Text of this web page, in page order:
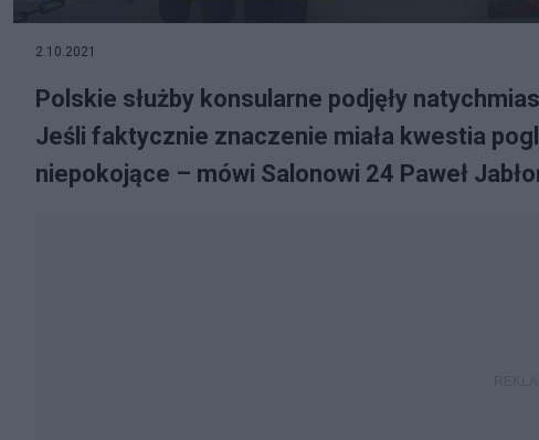
2.10.2021
Polskie służby konsularne podjęły
Jeśli faktycznie znaczenie miała kwestia
niepokojące – mówi Salonowi 24 Paweł